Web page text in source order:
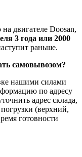
двигателе Doosan,
3 года или 2000
раньше.
самовывозом?
нашими силами
по адресу
адрес склада,
погрузки (верхний,
готовности